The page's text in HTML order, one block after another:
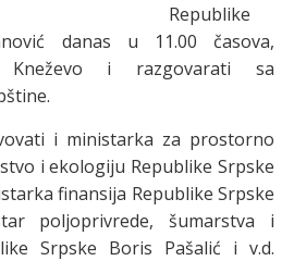
Republike
danas u 11.00 časova,
Kneževo i razgovarati sa
i ministarka za prostorno
i ekologiju Republike Srpske
finansija Republike Srpske
poljoprivrede, šumarstva i
Srpske Boris Pašalić i v.d.